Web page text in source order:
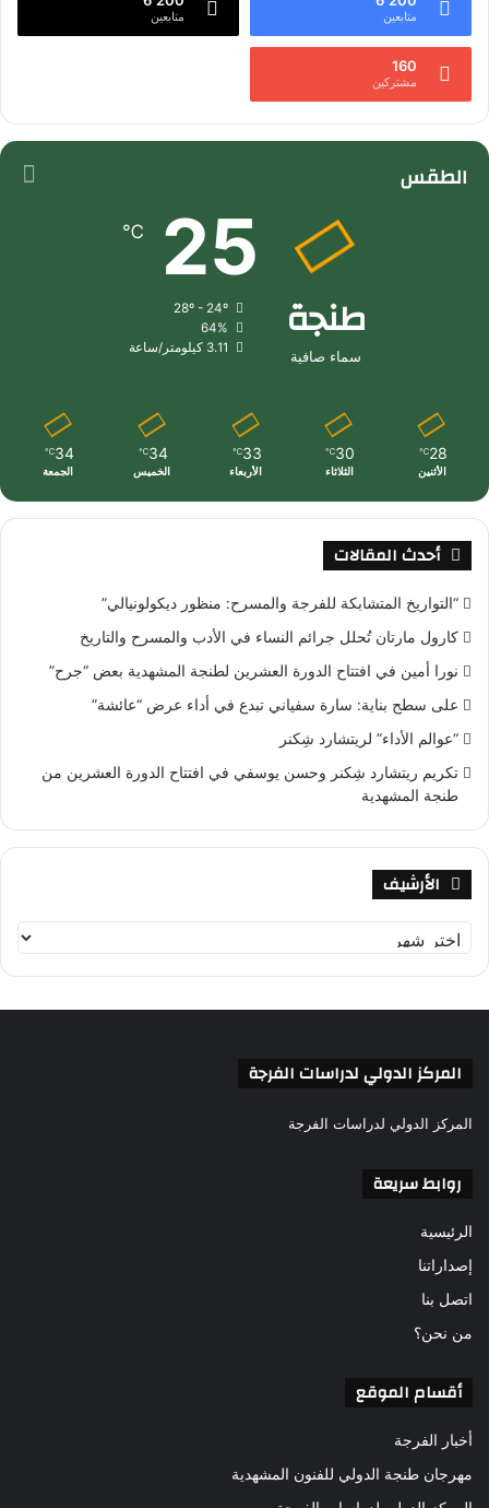
متابعين متابعين
160
مشتركين
الطقس
طنجة
سماء صافية
25
℃
64%
3.11 كيلومتر/ساعة
28
℃
الأثنين
30
℃
الثلاثاء
33
℃
الأربعاء
34
℃
الخميس
34
℃
الجمعة
أحدث المقالات
“التواريخ المتشابكة للفرجة والمسرح: منظور ديكولونيالي”
كارول مارتان تُحلل جرائم النساء في الأدب والمسرح والتاريخ
نورا أمين في افتتاح الدورة العشرين لطنجة المشهدية بعض “جرح”
على سطح بناية: سارة سفياني تبدع في أداء عرض “عائشة”
“عوالم الأداء” لريتشارد شِكنر
تكريم ريتشارد شِكنر وحسن يوسفي في افتتاح الدورة العشرين من
طنجة المشهدية
الأرشيف
أ
ر
ش
المركز الدولي لدراسات الفرجة
المركز الدولي لدراسات الفرجة
روابط سريعة
الرئيسية
إصداراتنا
اتصل بنا
من نحن؟
أقسام الموقع
أخبار الفرجة
مهرجان طنجة الدولي للفنون المشهدية